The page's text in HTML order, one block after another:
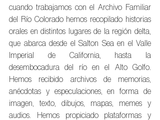
cuando trabajamos con el Archivo Familiar
del Río Colorado hemos recopilado historias
orales en distintos lugares de la región delta,
que abarca desde el Salton Sea en el Valle
Imperial de California, hasta la
desembocadura del río en el Alto Golfo.
Hemos recibido archivos de memorias,
anécdotas y especulaciones, en forma de
imagen, texto, dibujos, mapas, memes y
audios. Hemos propiciado plataformas y